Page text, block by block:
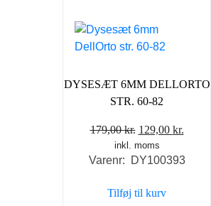
DYSESÆT 6MM DELLORTO
STR. 60-82
179,00kr. Den
oprindelige
pris
179,00 kr..
129,00 kr.
pris
inkl. moms
Varenr: DY100393
Tilføj til kurv